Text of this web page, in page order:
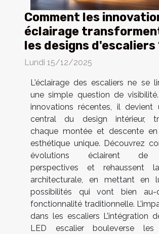
Comment les
éclairage
les designs d'escaliers
Lundi 15/12/2025
L'éclairage des escaliers ne se
une simple question de
innovations récentes, il devient
central du design intérieur,
chaque montée et descente en
esthétique unique. Découvrez
évolutions éclairent de
perspectives et rehaussent
architecturale, en mettant en
possibilités qui vont bien
fonctionnalité traditionnelle.
dans les escaliers L’intégration
LED escalier bouleverse les